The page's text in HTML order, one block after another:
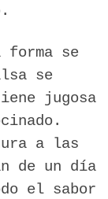
se
se
jugosa
a las
de un día
el sabor